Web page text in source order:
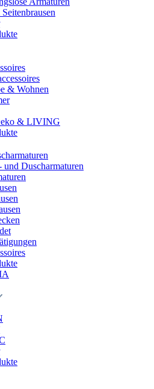
& Wohnen
& LIVING
und Duscharmaturen